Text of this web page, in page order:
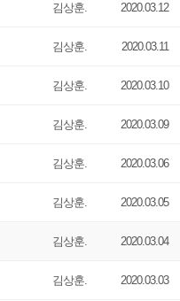
김상훈. 2020.03.12
김상훈. 2020.03.11
김상훈. 2020.03.10
김상훈. 2020.03.09
김상훈. 2020.03.06
김상훈. 2020.03.05
김상훈. 2020.03.04
김상훈. 2020.03.03